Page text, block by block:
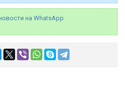
на WhatsApp